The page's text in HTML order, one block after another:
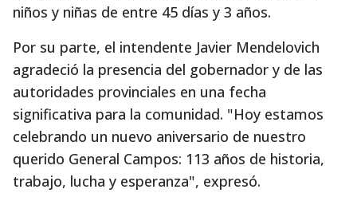
niños y niñas de entre 45 días y 3 años.
Por su parte, el intendente Javier Mendelovich
agradeció la presencia del gobernador y de las
autoridades provinciales en una fecha
significativa para la comunidad. "Hoy estamos
celebrando un nuevo aniversario de nuestro
querido General Campos: 113 años de historia,
trabajo, lucha y esperanza", expresó.